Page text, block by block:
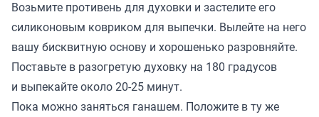
Возьмите противень для духовки и застелите его
силиконовым ковриком для выпечки. Вылейте на него
вашу бисквитную основу и хорошенько разровняйте.
Поставьте в разогретую духовку на 180 градусов
и выпекайте около 20-25 минут.
Пока можно заняться ганашем. Положите в ту же